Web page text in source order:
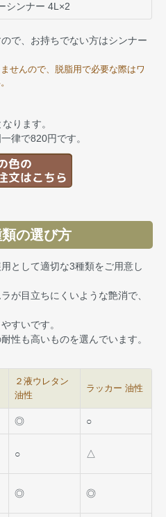
シンナー 4L×2
で、お持ちでない方はシンナー
せんので、脱脂用で必要な際はワ
ります。
律で820円です。
の選び方
として適切な3種類をご用意し
が目立ちにくいような艶消で、
すいです。
性も高いものを選んでいます。
２液ウレタン
油性
ラッカー 油性
◎ ○
○ △
◎ ◎